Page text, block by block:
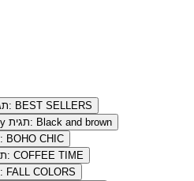
Refine by תגית: BEST SELLERS
Refine by תגית: Black and brown
Refine by תגית: BOHO CHIC
Refine by תגית: COFFEE TIME
Refine by תגית: FALL COLORS